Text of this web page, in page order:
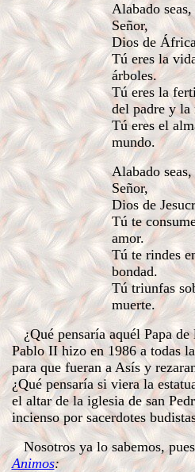
Alabado seas,
Señor,
Dios de
Tú eres la
árboles.
Tú eres la
del padre y la
Tú eres el
mundo.
Alabado seas,
Señor,
Dios de
Tú te
amor.
Tú te rindes
bondad.
Tú triunfas
muerte.
¿Qué pensaría aquél Papa de
Pablo II hizo en 1986 a todas
para que fueran a Asís y
¿Qué pensaría si viera la
el altar de la iglesia de san
incienso por sacerdotes
Nosotros ya lo sabemos,
Animos: